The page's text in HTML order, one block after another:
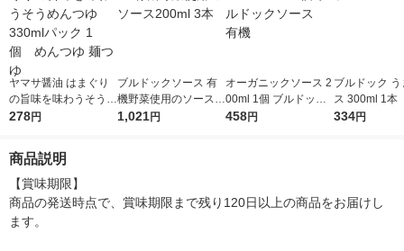
ヤマサ醤油 はまぐり
の旨味を味わうそうめ
んつゆ 330mlパック 1
278円
ブルドックソース 有
機野菜使用のソース2
00ml 3本
1,021円
オーガニックソース 2
00ml 1個 ブルドック
ソース 有機
458円
ブルドック
ス 300ml 1本
334円
商品説明
【賞味期限】
商品の発送時点で、賞味期限まで残り120日以上の商品をお届けし
ます。